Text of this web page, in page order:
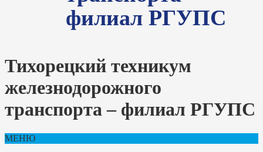
филиал РГУПС
Тихорецкий техникум
железнодорожного
транспорта – филиал РГУПС
МЕНЮ